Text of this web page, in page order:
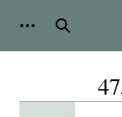
بحث